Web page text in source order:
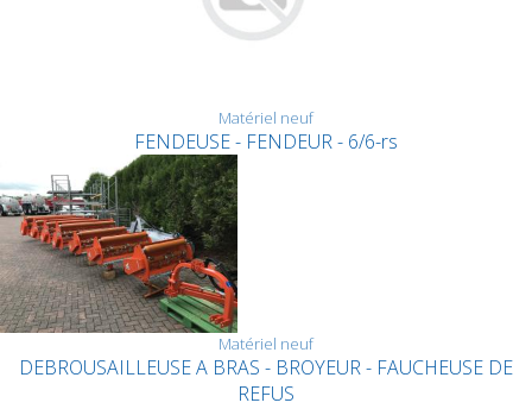
Matériel neuf
FENDEUSE - FENDEUR - 6/6-rs
Matériel neuf
DEBROUSAILLEUSE A BRAS - BROYEUR - FAUCHEUSE DE
REFUS